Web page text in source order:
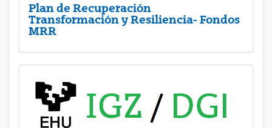
Plan de Recuperación
Transformación y Resiliencia- Fondos
MRR